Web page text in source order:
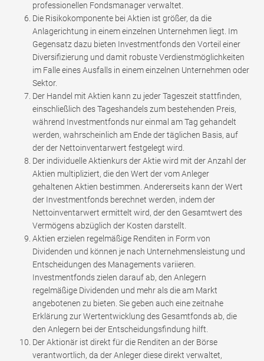
professionellen Fondsmanager verwaltet.
Die Risikokomponente bei Aktien ist größer, da die
Anlagerichtung in einem einzelnen Unternehmen liegt. Im
Gegensatz dazu bieten Investmentfonds den Vorteil einer
Diversifizierung und damit robuste Verdienstmöglichkeiten
im Falle eines Ausfalls in einem einzelnen Unternehmen oder
Sektor.
Der Handel mit Aktien kann zu jeder Tageszeit stattfinden,
einschließlich des Tageshandels zum bestehenden Preis,
während Investmentfonds nur einmal am Tag gehandelt
werden, wahrscheinlich am Ende der täglichen Basis, auf
der der Nettoinventarwert festgelegt wird.
Der individuelle Aktienkurs der Aktie wird mit der Anzahl der
Aktien multipliziert, die den Wert der vom Anleger
gehaltenen Aktien bestimmen. Andererseits kann der Wert
der Investmentfonds berechnet werden, indem der
Nettoinventarwert ermittelt wird, der den Gesamtwert des
Vermögens abzüglich der Kosten darstellt.
Aktien erzielen regelmäßige Renditen in Form von
Dividenden und können je nach Unternehmensleistung und
Entscheidungen des Managements variieren.
Investmentfonds zielen darauf ab, den Anlegern
regelmäßige Dividenden und mehr als die am Markt
angebotenen zu bieten. Sie geben auch eine zeitnahe
Erklärung zur Wertentwicklung des Gesamtfonds ab, die
den Anlegern bei der Entscheidungsfindung hilft.
Der Aktionär ist direkt für die Renditen an der Börse
verantwortlich, da der Anleger diese direkt verwaltet,